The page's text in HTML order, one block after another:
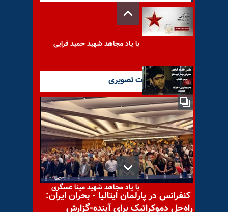
با یاد مجاهد شهید حمید قرایی
عاشورا فلسفه آزادی- سردار
شهید خلق موسی خیابانی-
قسمت سوم
با یاد مجاهد شهید مینا عسگری
آخرین گزارشات تصویری
کنفرانس در پارلمان ایتالیا - بحران ایران:
راه‌حل دموکراتیک برای آینده-گزارش